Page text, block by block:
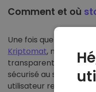
Comment et où
Une fois que vous
Kriptomat, nous le
transparente dans
sécurisé au sein de
utilisateur reçoit un